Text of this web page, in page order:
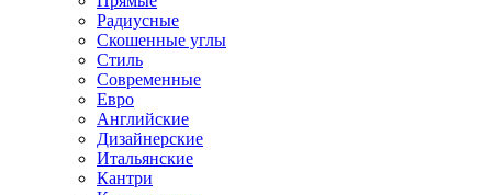
Радиусные
Скошенные углы
Стиль
Современные
Евро
Английские
Дизайнерские
Итальянские
Кантри